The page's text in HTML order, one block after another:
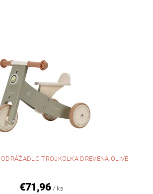
TROJKOLKA DREVENÁ OLIVE
€71,96 / ks